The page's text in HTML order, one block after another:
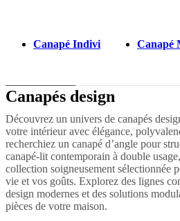
Canapé Indivi Canapé
Canapés design
Découvrez un univers de canapés
votre intérieur avec élégance,
recherchiez un canapé d’angle pour
canapé-lit contemporain à double
collection soigneusement sélectionnée
vie et vos goûts. Explorez des lignes
design modernes et des solutions
pièces de votre maison.